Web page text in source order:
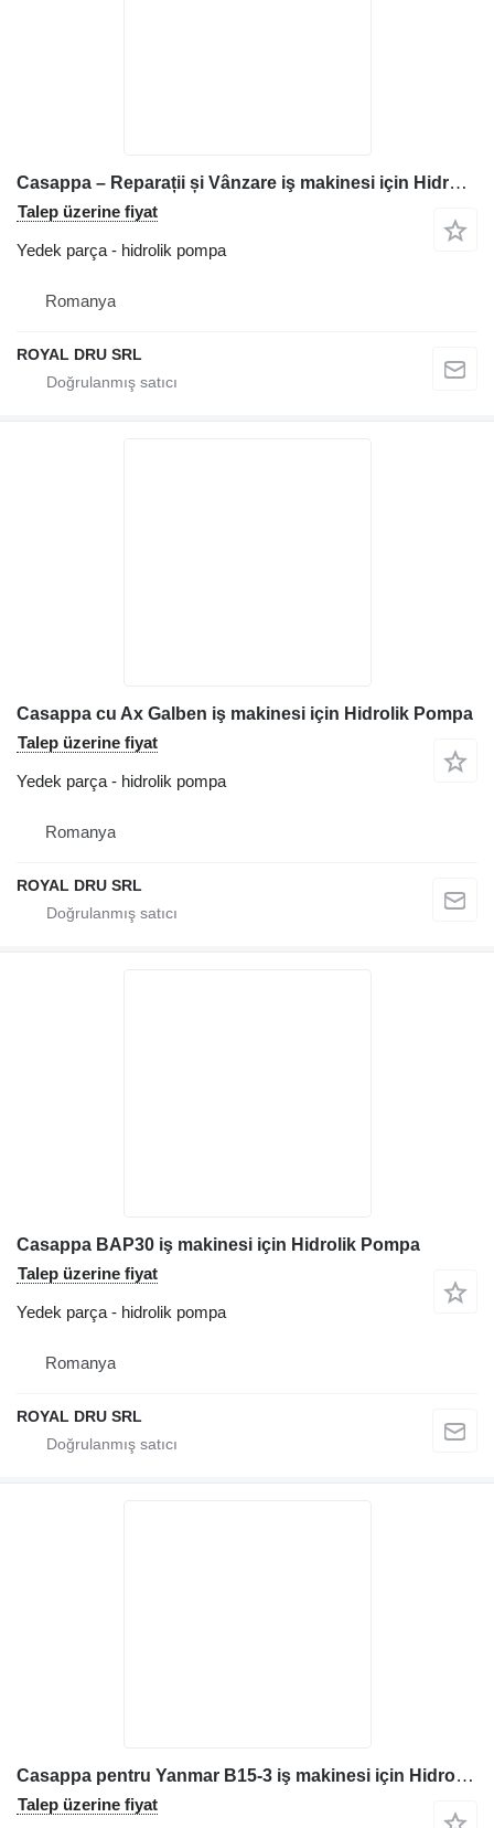
Casappa – Reparații și Vânzare iş makinesi için Hidrolik Pompa
Talep üzerine fiyat
Yedek parça - hidrolik pompa
Romanya
ROYAL DRU SRL
Casappa cu Ax Galben iş makinesi için Hidrolik Pompa
Talep üzerine fiyat
Yedek parça - hidrolik pompa
Romanya
ROYAL DRU SRL
Casappa BAP30 iş makinesi için Hidrolik Pompa
Talep üzerine fiyat
Yedek parça - hidrolik pompa
Romanya
ROYAL DRU SRL
Casappa pentru Yanmar B15-3 iş makinesi için Hidrolik Pompa
Talep üzerine fiyat